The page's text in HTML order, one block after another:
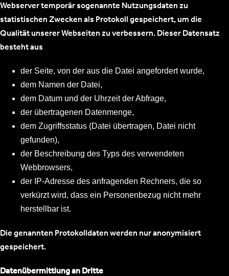
Webserver temporär sogenannte Nutzungsdaten zu
statistischen Zwecken als Protokoll gespeichert, um die
Qualität unserer Webseiten zu verbessern. Dieser Datensatz
besteht aus
der Seite, von der aus die Datei angefordert wurde,
dem Namen der Datei,
dem Datum und der Uhrzeit der Abfrage,
der übertragenen Datenmenge,
dem Zugriffsstatus (Datei übertragen, Datei nicht
gefunden),
der Beschreibung des Typs des verwendeten
Webbrowsers,
der IP-Adresse des anfragenden Rechners, die so
verkürzt wird, dass ein Personenbezug nicht mehr
herstellbar ist.
Die genannten Protokolldaten werden nur anonymisiert
gespeichert.
Datenübermittlung an Dritte